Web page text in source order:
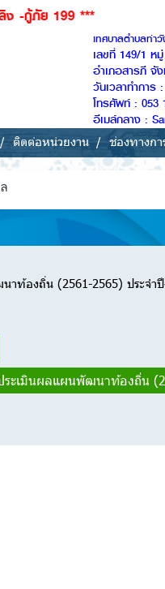
เทศบาลตำบลท่า
เลขที่ 149/1 ห
อำเภอสารภี จั
วันเวลาทำกา
โทรศัพท์ : 053
อีเมล์กลาง :
ติดต่อหน่วยงาน ช่องทางกา
าท้องถิ่น (2561-2565) ประจำ
ะเมินผลแผนพัฒนาท้องถิ่น